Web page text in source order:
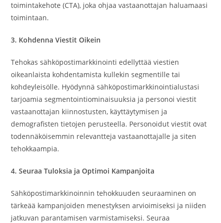
toimintakehote (CTA), joka ohjaa vastaanottajan haluamaasi
toimintaan.
3. Kohdenna Viestit Oikein
Tehokas sähköpostimarkkinointi edellyttää viestien
oikeanlaista kohdentamista kullekin segmentille tai
kohdeyleisölle. Hyödynnä sähköpostimarkkinointialustasi
tarjoamia segmentointiominaisuuksia ja personoi viestit
vastaanottajan kiinnostusten, käyttäytymisen ja
demografisten tietojen perusteella. Personoidut viestit ovat
todennäköisemmin relevantteja vastaanottajalle ja siten
tehokkaampia.
4. Seuraa Tuloksia ja Optimoi Kampanjoita
Sähköpostimarkkinoinnin tehokkuuden seuraaminen on
tärkeää kampanjoiden menestyksen arvioimiseksi ja niiden
jatkuvan parantamisen varmistamiseksi. Seuraa